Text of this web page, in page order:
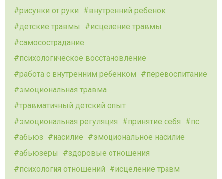
рисунки от руки
внутренний ребенок
детские травмы
исцеление травмы
самосострадание
психологическое восстановление
работа с внутренним ребенком
перевоспитание
эмоциональная травма
травматичный детский опыт
эмоциональная регуляция
принятие себя
пс
абьюз
насилие
эмоциональное насилие
абьюзеры
здоровые отношения
психология отношений
исцеление травм